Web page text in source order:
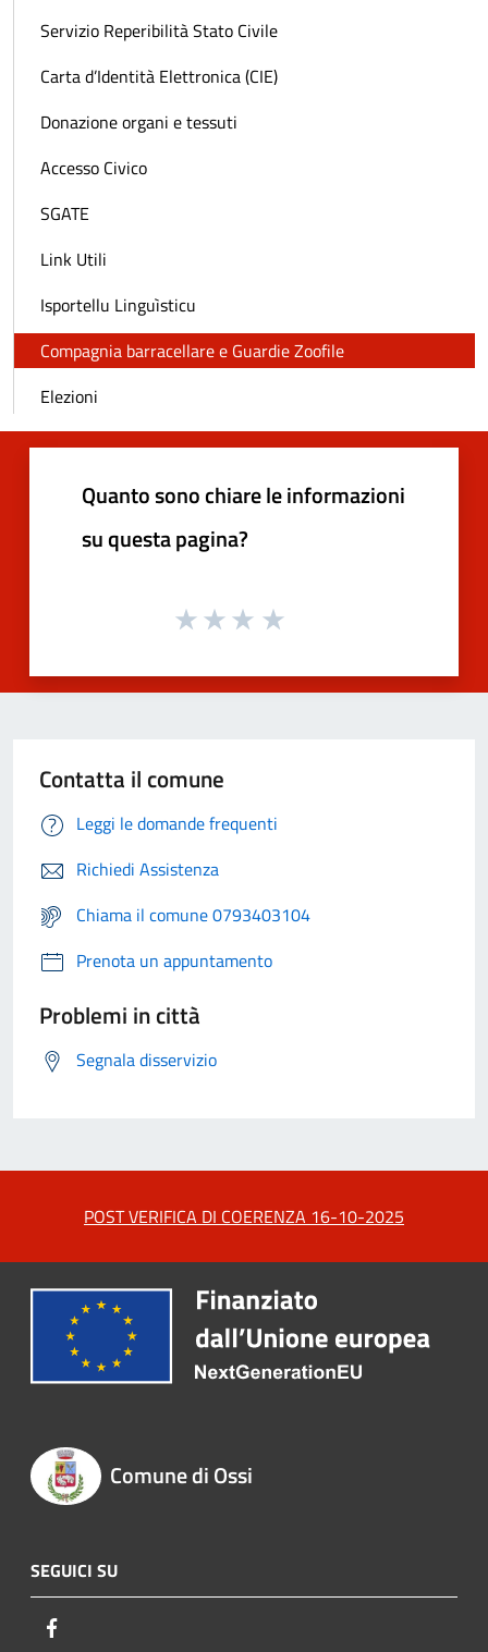
Servizio Reperibilità Stato Civile
Carta d’Identità Elettronica (CIE)
Donazione organi e tessuti
Accesso Civico
SGATE
Link Utili
Isportellu Linguìsticu
Compagnia barracellare e Guardie Zoofile
Elezioni
Quanto sono chiare le informazioni
su questa pagina?
Contatta il comune
Leggi le domande frequenti
Richiedi Assistenza
Chiama il comune 0793403104
Prenota un appuntamento
Problemi in città
Segnala disservizio
POST VERIFICA DI COERENZA 16-10-2025
Comune di Ossi
SEGUICI SU